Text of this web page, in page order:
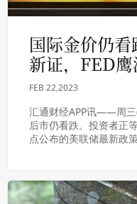
国际金价仍
新证，FED
FEB 22,2023
汇通财经APP讯——周三
后市仍看跌。投资者正
点公布的美联储最新政